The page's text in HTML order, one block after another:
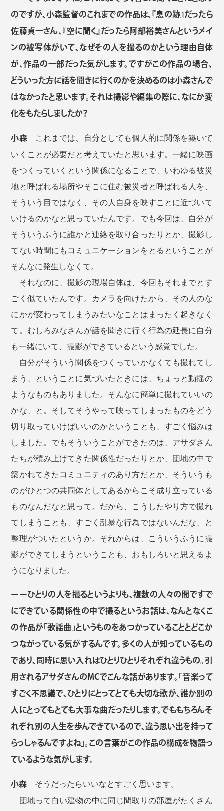
のですが、小森監督のこれまでの作品は、『息の跡』だったら
佐藤貞一さん、『空に聞く』だったら阿部裕美さんというメイ
ンの被写体がいて、なぜその人を撮るのかという理由自体
が、作品の一部だった気がします。ですがこの作品の場合、
どういった方に話を聞きに行くのかを決めるのは小森さんで
はなかったと思います。それは撮影や編集の際に、なにか変
化をもたらしましたか？
小森これまでは、自分としても個人的に関係を築いて
いくことが必要だと考えていたと思います。一緒に映画
をつくっていくという関係になることで、いわゆる被災
地と呼ばれる場所やそこに住む被災者と呼ばれる人を、
そういう目ではなく、その人自身を映すことに近づいて
いけるのかなと思っていたんです。でも今回は、自分が
そういうふうに誰かと連絡を取り合ったりとか、撮影し
てない時間にもコミュニケーションをとるということが
そんなに発生しなくて。
それなのに、撮影の現場自体は、今回もそれまでとす
ごく似ていたんです。カメラを向けたから、その人のな
にかが変わってしまうみたいなことはまったく起きなく
て。むしろみなさんが話を聞きに行く行為の延長に自分
も一緒にいて、撮影ができているという感覚でした。
自分がそういう関係をつくっていかなくても撮れてし
まう、ということに気づいたときには、ちょっと動揺の
ようなものもありました。そんなに簡単に撮れていいの
かな、と。そしてそうやって映ってしまったものをどう
切り取っていけばいいのかということも、すごく悩みは
しました。でもそういうことができたのは、アサダさん
たちが積み上げてきた関係性だったりとか、団地の中で
築かれてきたコミュニティのあり方だとか、そういうも
のがひとつの共同体としてあるからこそ成り立っている
ものなんだなと思って。だから、こうしたやり方で撮れ
てしまうことも、すごく乱暴な行為ではないんだな、と
整理がついたというか。それからは、こういうふうに撮
影ができてしまうということも、おもしろいと思えるよ
うになりました。
ーーひとりの人を撮るというよりも、複数の人々の間ですで
にできている関係性の中で撮るというお話は、なんとなくこ
の作品が「歌謡曲」というものをあつかっていることとどこか
つながっている気がするんです。多くの人が知っているもの
であり、同時に思い入れはひとりひとりそれぞれ違うもの。引
用されるアサダさんのMCでこんな話があります。「音楽って
すごく不思議で、ひとりにとってとても大切な歌が、誰か別の
人にとってもとても大事な曲だったりします。でももちろんそ
れぞれ別の人生を歩んできているので、違う思い出を持って
らっしゃるんですよね」。この言葉がこの作品の構成を物語っ
ているような気がします。
小森 そうだったらいいなとすごく思います。
団地って白い建物の中に同じ間取りの部屋がたくさん